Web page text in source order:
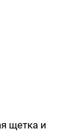
щетка и